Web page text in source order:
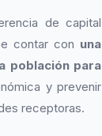
de capital
contar con una
población para
y prevenir
receptoras.